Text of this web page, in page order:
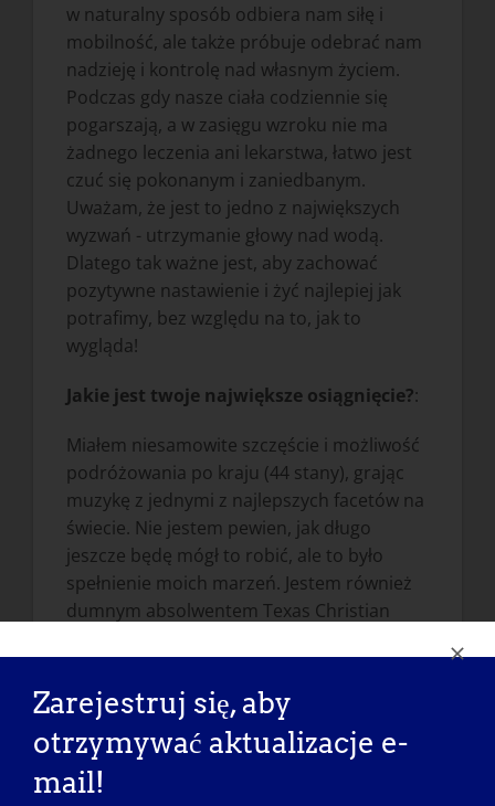
w naturalny sposób odbiera nam siłę i
mobilność, ale także próbuje odebrać nam
nadzieję i kontrolę nad własnym życiem.
Podczas gdy nasze ciała codziennie się
pogarszają, a w zasięgu wzroku nie ma
żadnego leczenia ani lekarstwa, łatwo jest
czuć się pokonanym i zaniedbanym.
Uważam, że jest to jedno z największych
wyzwań - utrzymanie głowy nad wodą.
Dlatego tak ważne jest, aby zachować
pozytywne nastawienie i żyć najlepiej jak
potrafimy, bez względu na to, jak to
wygląda!
Jakie jest twoje największe osiągnięcie?:
Miałem niesamowite szczęście i możliwość
podróżowania po kraju (44 stany), grając
muzykę z jednymi z najlepszych facetów na
świecie. Nie jestem pewien, jak długo
jeszcze będę mógł to robić, ale to było
spełnienie moich marzeń. Jestem również
dumnym absolwentem Texas Christian
Myślę też, że jestem raczej dobrym psim
tatą!
Jak LGMD wpłynęło na to, że stałeś się
osobą, którą jesteś dzisiaj:
Zarejestruj się, aby
otrzymywać aktualizacje e-
mail!